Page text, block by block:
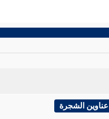
عناوين الشجرة